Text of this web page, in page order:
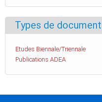
Types de
Etudes Biennale/Triennale
Publications ADEA